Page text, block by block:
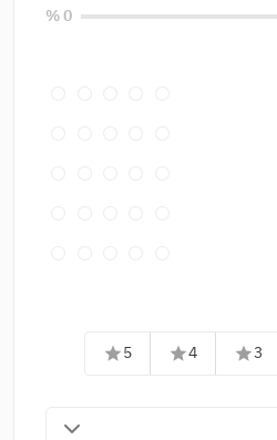
0 %
3
star
4
star
5
star